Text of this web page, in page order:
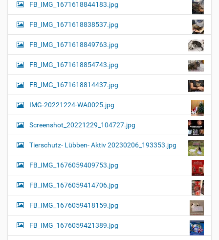
FB_IMG_1671618844183.jpg
FB_IMG_1671618838537.jpg
FB_IMG_1671618849763.jpg
FB_IMG_1671618854743.jpg
FB_IMG_1671618814437.jpg
IMG-20221224-WA0025.jpg
Screenshot_20221229_104727.jpg
Tierschutz- Lübben- Aktiv 20230206_193353.jpg
FB_IMG_1676059409753.jpg
FB_IMG_1676059414706.jpg
FB_IMG_1676059418159.jpg
FB_IMG_1676059421389.jpg